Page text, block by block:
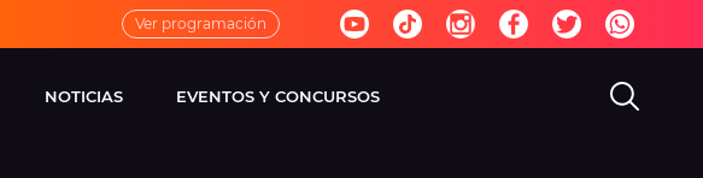
Ver programación
NOTICIAS EVENTOS Y CONCURSOS